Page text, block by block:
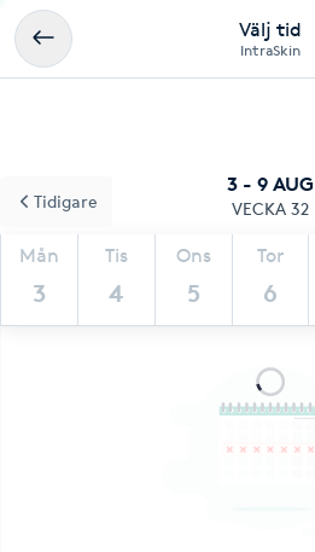
Välj tid
IntraSkin
3 - 9 AUG
VECKA 32
Mån
3
Tis
4
Ons
5
Tor
6
Tidigare